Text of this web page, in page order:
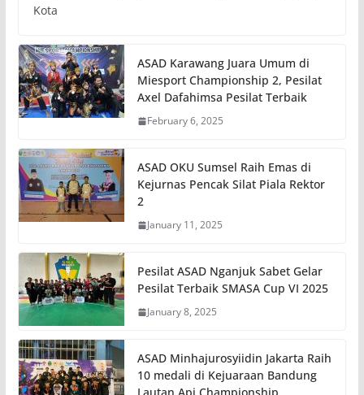
Kota
ASAD Karawang Juara Umum di
Miesport Championship 2, Pesilat
Axel Dafahimsa Pesilat Terbaik
February 6, 2025
ASAD OKU Sumsel Raih Emas di
Kejurnas Pencak Silat Piala Rektor
2
January 11, 2025
Pesilat ASAD Nganjuk Sabet Gelar
Pesilat Terbaik SMASA Cup VI 2025
January 8, 2025
ASAD Minhajurosyiidin Jakarta Raih
10 medali di Kejuaraan Bandung